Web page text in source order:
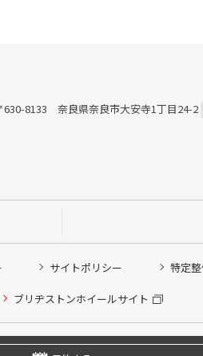
630-8133 奈良県奈良市大安寺1丁目24-2
サイトポリシー 特定
ブリヂストンホイールサイト
Bridgestone Retail Co.,Ltd. All rights Reserved.